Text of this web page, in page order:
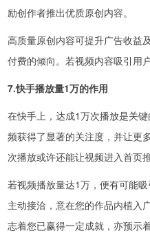
励创作者推出优质原创内容。
高质量原创内容可提升广告收益
付费的倾向。若视频内容吸引用
7.快手播放量1万的作用
在快手上，达成1万次播放是关
频获得了显著的关注度，并让更
次播放或许还能让视频进入首页
若视频播放量达1万，便有可能
主动接洽，意在您的作品内植入
志着您已赢得一定成就，亦预示